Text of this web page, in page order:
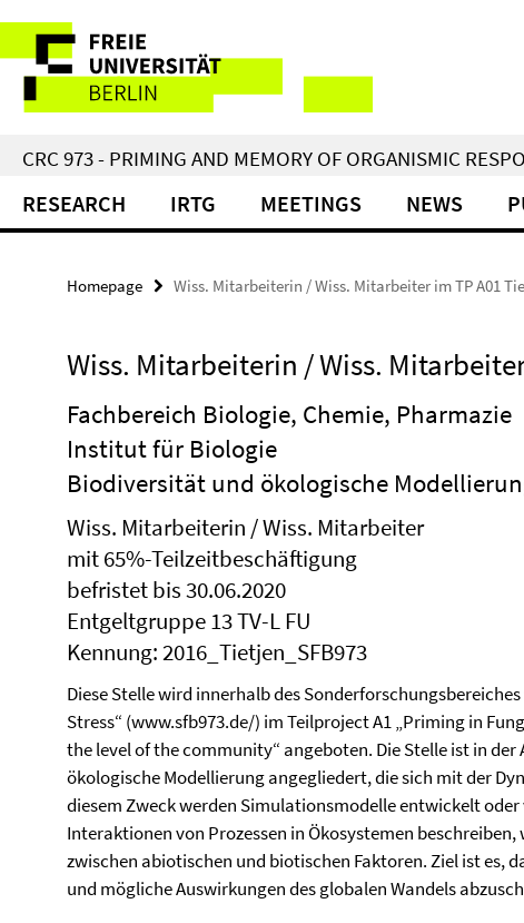
direkt
Inhalt
Service
Navigation
CRC 973 - PRIMING AND MEMORY OF ORGANISMIC
RESEARCH IRTG MEETINGS NEWS
Homepage Wiss. Mitarbeiterin / Wiss. Mitarbeiter im TP A01
Wiss. Mitarbeiterin / Wiss.
Fachbereich Biologie, Chemie, Pharmazie
Institut für Biologie
Biodiversität und ökologische
Wiss. Mitarbeiterin / Wiss. Mitarbeiter
mit 65%-Teilzeitbeschäftigung
befristet bis 30.06.2020
Entgeltgruppe 13 TV-L FU
Kennung: 2016_Tietjen_SFB973
Diese Stelle wird innerhalb des
Stress“ (www.sfb973.de/) im Teilproject A1 „Priming in
the level of the community“ angeboten. Die Stelle ist in
ökologische Modellierung angegliedert, die sich mit der
diesem Zweck werden Simulationsmodelle entwickelt
Interaktionen von Prozessen in Ökosystemen
zwischen abiotischen und biotischen Faktoren. Ziel ist es,
und mögliche Auswirkungen des globalen Wandels